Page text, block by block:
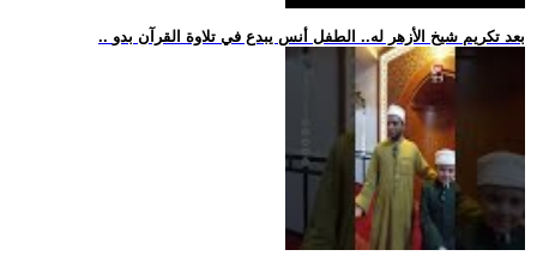
.. بعد تكريم شيخ الأزهر له.. الطفل أنس يبدع في تلاوة القرآن بدو